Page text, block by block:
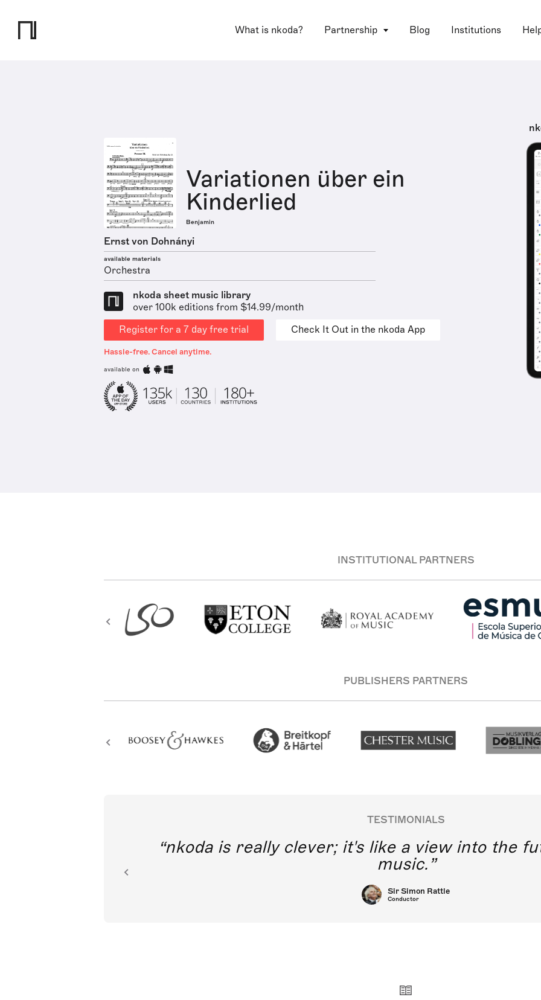
What is nkoda? Partnership Blog Institutions
Variationen über ein
Kinderlied
Benjamin
Ernst von Dohnányi
available materials
Orchestra
nkoda sheet music library
over 100k editions from $14.99/month
Register for a 7 day free trial
Check It Out in the nkoda App
Hassle-free. Cancel anytime.
available on
INSTITUTIONAL PARTNERS
PUBLISHERS PARTNERS
TESTIMONIALS
nkoda is really clever; it's like a view into the
music.
Sir Simon Rattle
Conductor